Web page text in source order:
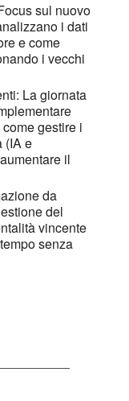
sul nuovo
i dati
e come
i vecchi
La giornata
gestire i
(IA e
il
da
del
vincente
senza